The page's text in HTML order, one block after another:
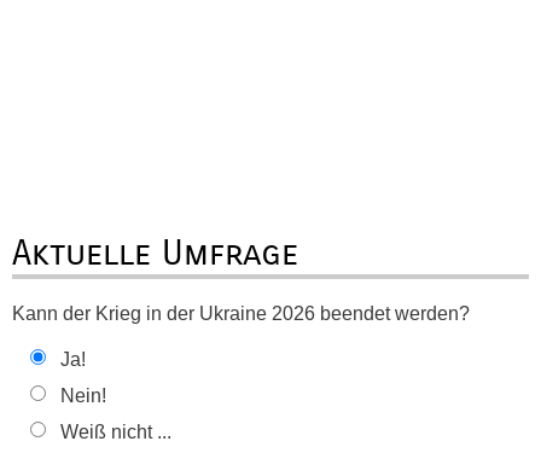
Aktuelle Umfrage
Kann der Krieg in der Ukraine 2026 beendet werden?
Ja!
Nein!
Weiß nicht ...